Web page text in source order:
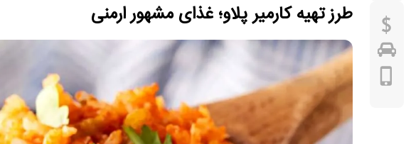
طرز تهیه کارمیر پلاو؛ غذای مشهور ارمنی